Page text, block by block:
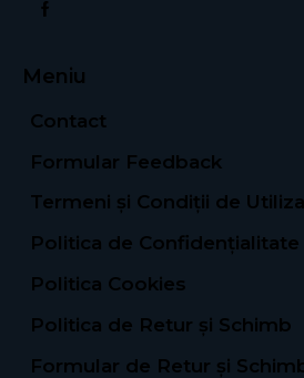
Meniu
Contact
Formular Feedback
Termeni și Condiții de
Politica de Confidențialitate
Politica Cookies
Politica de Retur și Schimb
Formular de Retur și